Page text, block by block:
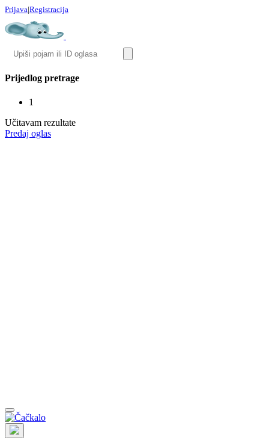
Prijava|Registracija
Prijedlog pretrage
1
Učitavam rezultate
Predaj oglas